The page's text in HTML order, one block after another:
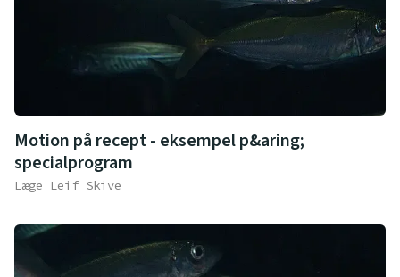
Motion på recept - eksempel p&aring;
specialprogram
Læge Leif Skive